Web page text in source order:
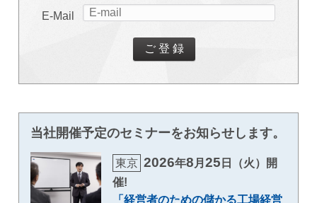
E-Mail
当社開催予定のセミナーをお知らせします。
東京 2026年8 月25 日（火）開
催!
「経営者のための儲かる工場経営